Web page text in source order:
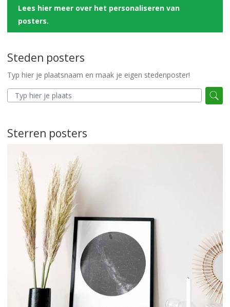
Lees hier meer over het personaliseren van
posters.
Steden posters
Typ hier je plaatsnaam en maak je eigen stedenposter!
Sterren posters